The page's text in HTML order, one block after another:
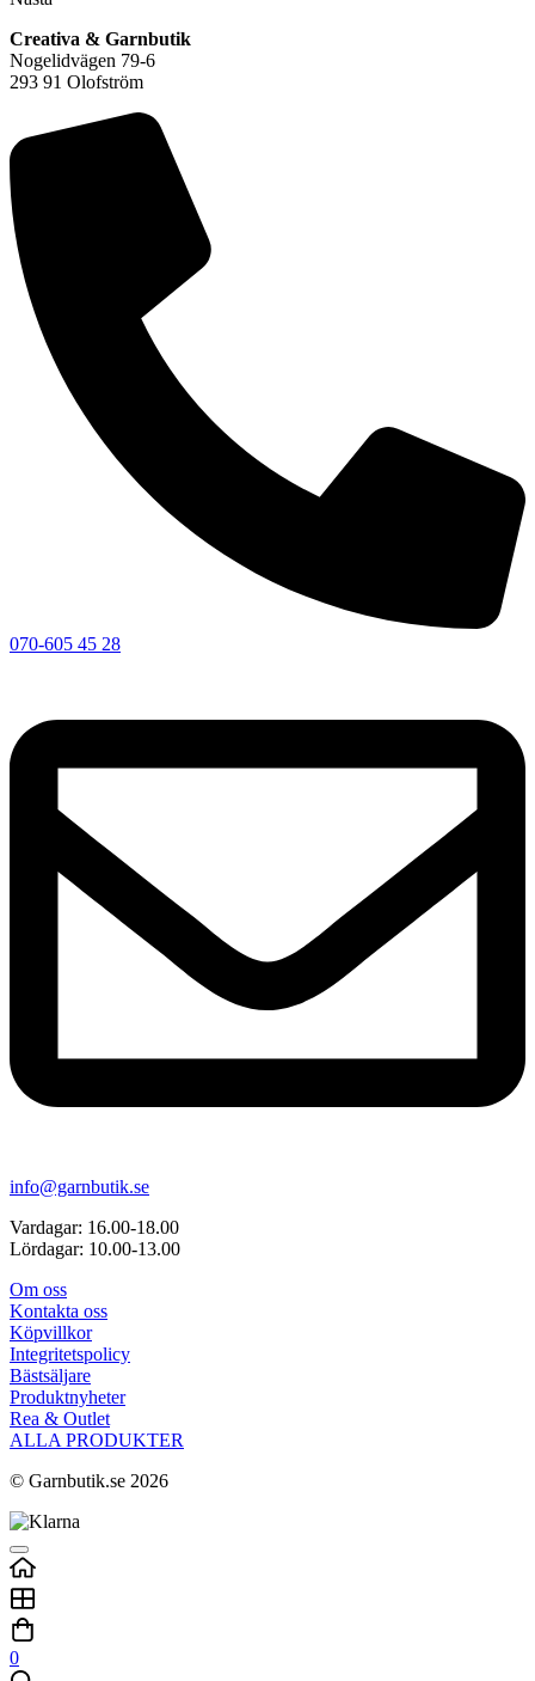
Creativa & Garnbutik
Nogelidvägen 79-6
293 91 Olofström
070-605 45 28
info@garnbutik.se
Vardagar: 16.00-18.00
Lördagar: 10.00-13.00
Om oss
Kontakta oss
Köpvillkor
Integritetspolicy
Bästsäljare
Produktnyheter
Rea & Outlet
ALLA PRODUKTER
© Garnbutik.se 2026
0